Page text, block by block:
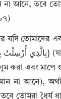
করা এবং